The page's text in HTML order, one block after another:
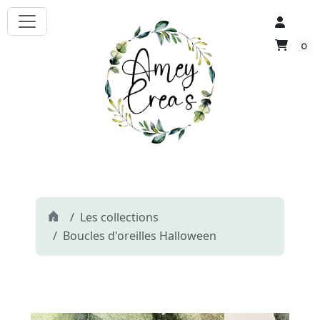
0
Les collections
Boucles d'oreilles Halloween